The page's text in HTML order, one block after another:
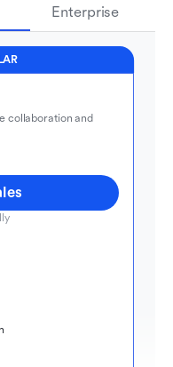
Enterprise
collaboration and